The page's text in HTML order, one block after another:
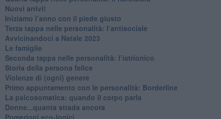
​Nuovi arrivi!
​Iniziamo l’anno con il piede giusto
​Terza tappa nelle personalità: l’antisociale
​Avvicinandoci a Natale 2023
Le famiglie
Seconda tappa nelle personalità: l’istrionico
​Storia della persona felice
Violenze di (ogni) genere
​Primo appuntamento con le personalità: Borderline
La psicosomatica: quando il corpo parla
Donne...quanta strada ancora
​Pomeriggi eco-logici